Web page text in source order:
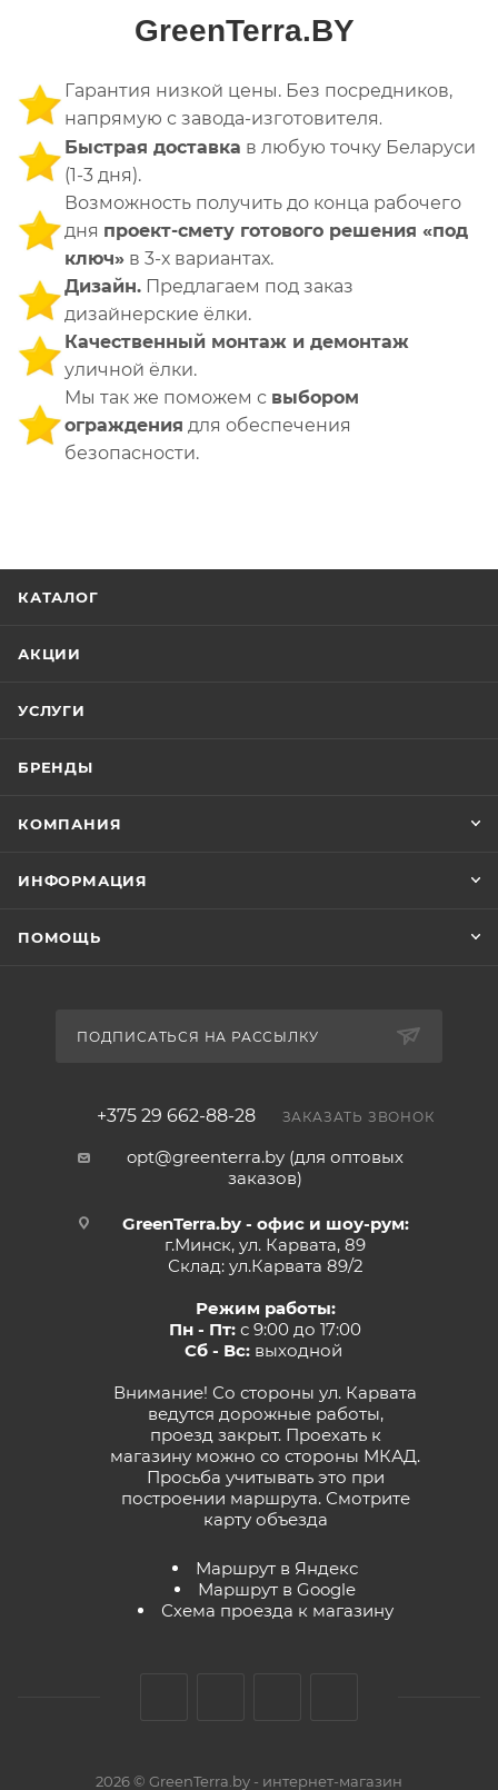
GreenTerra.BY
Гарантия низкой цены. Без посредников,
напрямую с завода-изготовителя.
Быстрая доставка в любую точку Беларуси
(1-3 дня).
Возможность получить до конца рабочего
дня проект-смету готового решения «под
ключ» в 3-х вариантах.
Дизайн. Предлагаем под заказ
дизайнерские ёлки.
Качественный монтаж и демонтаж
уличной ёлки.
Мы так же поможем с выбором
ограждения для обеспечения
безопасности.
КАТАЛОГ
АКЦИИ
УСЛУГИ
БРЕНДЫ
КОМПАНИЯ
ИНФОРМАЦИЯ
ПОМОЩЬ
ПОДПИСАТЬСЯ НА РАССЫЛКУ
+375 29 662-88-28 ЗАКАЗАТЬ ЗВОНОК
opt@greenterra.by (для оптовых
заказов)
GreenTerra.by - офис и шоу-рум:
г.Минск, ул. Карвата, 89
Склад: ул.Карвата 89/2
Режим работы:
Пн - Пт: с 9:00 до 17:00
Сб - Вс:выходной
Внимание! Со стороны ул. Карвата
ведутся дорожные работы,
проезд закрыт. Проехать к
магазину можно со стороны МКАД.
Просьба учитывать это при
построении маршрута. Смотрите
карту объезда
Маршрут в Яндекс
Маршрут в Google
Схема проезда к магазину
2026 © GreenTerra.by - интернет-магазин